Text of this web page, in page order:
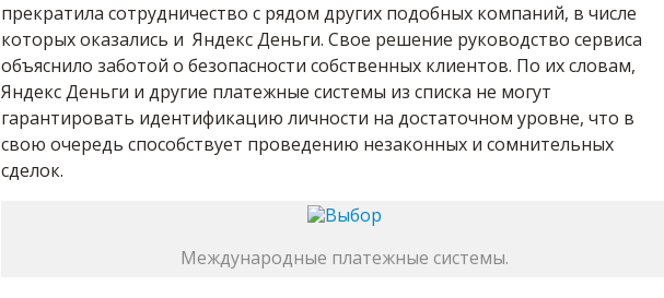
прекратила сотрудничество с рядом других подобных компаний, в числе
которых оказались и Яндекс Деньги. Свое решение руководство сервиса
объяснило заботой о безопасности собственных клиентов. По их словам,
Яндекс Деньги и другие платежные системы из списка не могут
гарантировать идентификацию личности на достаточном уровне, что в
свою очередь способствует проведению незаконных и сомнительных
сделок.
Международные платежные системы.